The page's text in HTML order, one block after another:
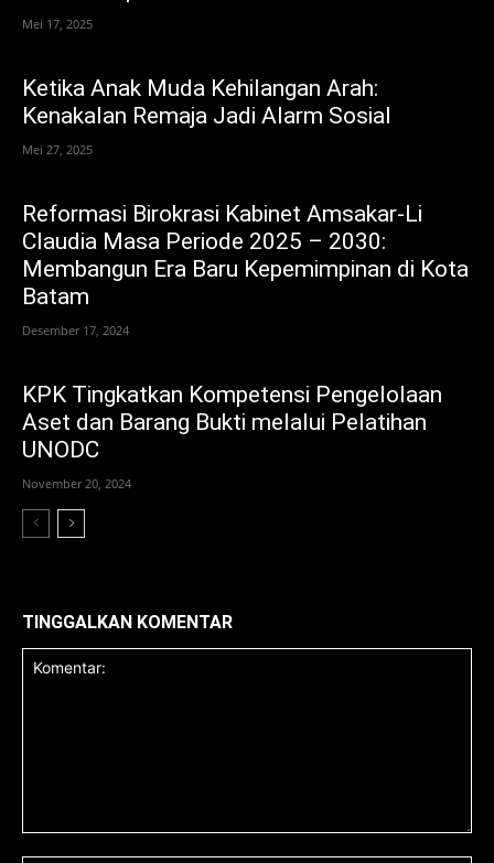
Mei 17, 2025
Ketika Anak Muda Kehilangan Arah:
Kenakalan Remaja Jadi Alarm Sosial
Mei 27, 2025
Reformasi Birokrasi Kabinet Amsakar-Li
Claudia Masa Periode 2025 – 2030:
Membangun Era Baru Kepemimpinan di Kota
Batam
Desember 17, 2024
KPK Tingkatkan Kompetensi Pengelolaan
Aset dan Barang Bukti melalui Pelatihan
UNODC
November 20, 2024
TINGGALKAN KOMENTAR